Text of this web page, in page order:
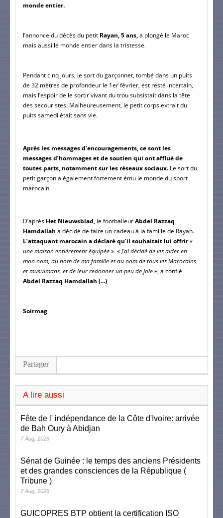
monde entier.
l’annonce du décès du petit Rayan, 5 ans, a plongé le Maroc
mais aussi le monde entier dans la tristesse.
Pendant cinq jours, le sort du garçonnet, tombé dans un puits
de 32 mètres de profondeur le 1er février, est resté incertain,
mais l’espoir de le sortir vivant du trou subsistait dans la tête
des secouristes. Malheureusement, le petit corps extrait du
puits samedi était sans vie.
Après les messages d’encouragements, ce sont les
messages d’hommages et de soutien qui ont afflué de
toutes parts, notamment sur les réseaux sociaux. Le sort du
petit garçon a également fortement ému le monde du sport
marocain.
D’après Het Nieuwsblad, le footballeur Abdel Razzaq
Hamdallah a décidé de faire un cadeau à la famille de Rayan.
L’attaquant marocain a déclaré qu’il souhaitait lui offrir «
une maison entièrement équipée ». « J’ai décidé de les aider en
mon nom, au nom de ma famille et au nom de tous les Marocains
et musulmans, et de leur redonner un peu de joie », a confié
Abdel Razzaq Hamdallah (...)
Soirmag
Partager
A lire aussi
Fête de l' indépendance de la Côte d'Ivoire: arrivée
de Bah Oury à Abidjan
7 Aug, 2026
Sénat de Guinée : le temps des anciens Présidents
et des grandes consciences de la République (
Tribune )
7 Aug, 2026
GUICOPRES BTP obtient la certification ISO